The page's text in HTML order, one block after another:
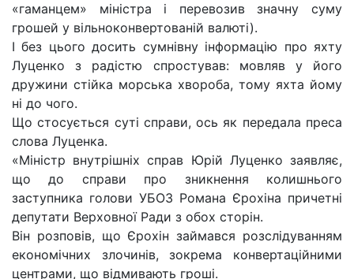
«гаманцем» міністра і перевозив значну суму
грошей у вільноконвертованій валюті).
І без цього досить сумнівну інформацію про яхту
Луценко з радістю спростував: мовляв у його
дружини стійка морська хвороба, тому яхта йому
ні до чого.
Що стосується суті справи, ось як передала преса
слова Луценка.
«Міністр внутрішніх справ Юрій Луценко заявляє,
що до справи про зникнення колишнього
заступника голови УБОЗ Романа Єрохіна причетні
депутати Верховної Ради з обох сторін.
Він розповів, що Єрохін займався розслідуванням
економічних злочинів, зокрема конвертаційними
центрами, що відмивають гроші.